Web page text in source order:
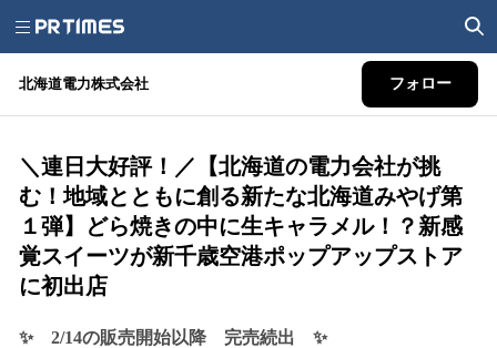
北海道電力株式会社 フォロー
＼連日大好評！／【北海道の電力会社が挑
む！地域とともに創る新たな北海道みやげ第
１弾】どら焼きの中に生キャラメル！？新感
覚スイーツが新千歳空港ポップアップストア
に初出店
✨ 2/14の販売開始以降 完売続出 ✨